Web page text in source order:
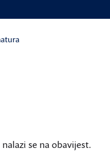
se na obavijest.